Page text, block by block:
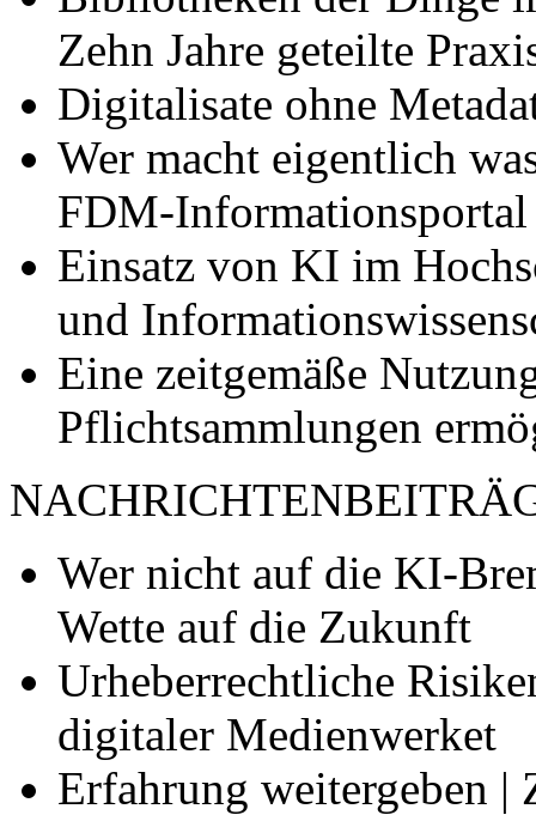
Zehn Jahre geteilte
Digitalisate ohne
Wer macht eigentlich
FDM-
Einsatz von KI im
und
Eine zeitgemäße
Pflichtsammlungen
Wer nicht auf die KI-
Wette auf die Zukunft
Urheberrechtliche
digitaler Medienwerket
Erfahrung weitergeben |